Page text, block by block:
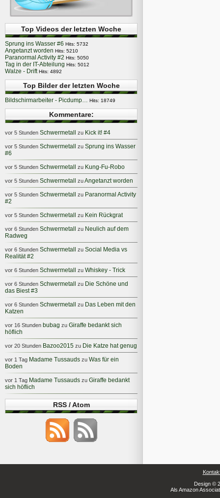
Top Videos der letzten Woche
Sprung ins Wasser #6 Hits: 5732
Angetanzt worden Hits: 5210
Paranormal Activity #2 Hits: 5050
Tag in der IT-Abteilung Hits: 5012
Walze - Drift Hits: 4892
Top Bilder der letzten Woche
Bildschirmarbeiter - Picdump… Hits: 18749
Kommentare:
vor 5 Stunden Schwermetall zu Kick it! #4
vor 5 Stunden Schwermetall zu Sprung ins Wasser
#6
vor 5 Stunden Schwermetall zu Kung-Fu-Robo
vor 5 Stunden Schwermetall zuAngetanzt worden
vor 5 Stunden Schwermetall zu Paranormal Activity
#2
vor 5 Stunden Schwermetall zu Kein Rückgrat
vor 6 Stunden Schwermetall zu Neulich auf dem
Radweg
vor 6 Stunden Schwermetall zu Social Media vs
Realität #2
vor 6 Stunden Schwermetall zu Whiskey - Trick
vor 6 Stunden Schwermetall zu Die Schöne und
das Biest #3
vor 6 Stunden Schwermetall zu Das Leben mit den
Katzen
vor 16 Stunden bubag zu Giraffe bedankt sich
höflich
vor 20 Stunden Bazoo2015 zu Die Katze hat genug
vor 1 Tag Madame Tussauds zu Was für ein
Boden
vor 1 Tag Madame Tussauds zu Giraffe bedankt
sich höflich
RSS / Atom
Design ©
Als Amazon